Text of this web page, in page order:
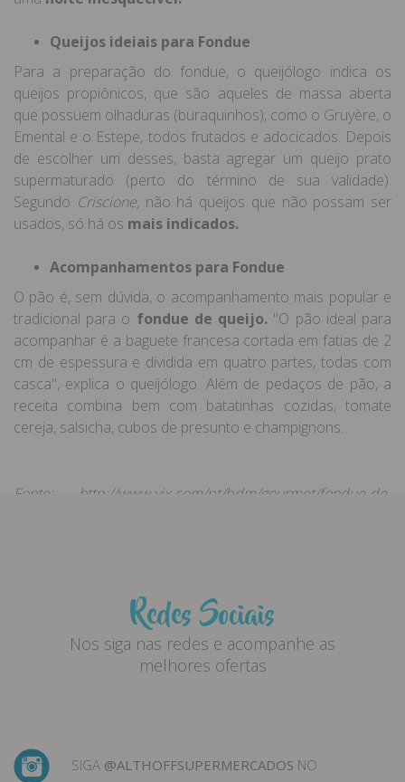
Queijos ideiais para Fondue
Para a preparação do fondue, o queijólogo indica os
queijos propiônicos, que são aqueles de massa aberta
que possuem olhaduras (buraquinhos), como o Gruyère, o
Emental e o Estepe, todos frutados e adocicados. Depois
de escolher um desses, basta agregar um queijo prato
supermaturado (perto do término de sua validade).
Segundo Criscione,não há queijos que não possam ser
usados, só há os mais indicados.
Acompanhamentos para Fondue
O pão é, sem dúvida, o acompanhamento mais popular e
tradicional para o fondue de queijo. "O pão ideal para
acompanhar é a baguete francesa cortada em fatias de 2
cm de espessura e dividida em quatro partes, todas com
casca", explica o queijólogo. Além de pedaços de pão, a
receita combina bem com batatinhas cozidas, tomate
cereja, salsicha, cubos de presunto e champignons.
Fonte: http://www.vix.com/pt/bdm/gourmet/fondue-de-
Redes Sociais
Nos siga nas redes e acompanhe as
melhores ofertas
SIGA @ALTHOFFSUPERMERCADOS NO